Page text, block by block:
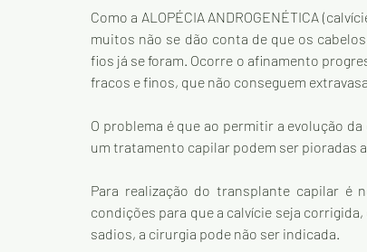
Como a ALOPÉCIA ANDROGENÉTICA
muitos não se dão conta de que os
fios já se foram. Ocorre o afinamento
fracos e finos, que não conseguem
O problema é que ao permitir a evolução
um tratamento capilar podem ser pioradas
Para realização do transplante capilar é
condições para que a calvície seja
sadios, a cirurgia pode não ser indicada.